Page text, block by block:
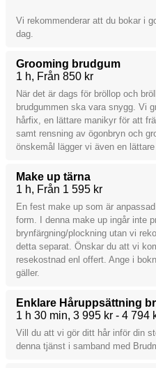
Vi rekommenderar att du bokar i
dag.
Grooming brudgum
1 h
Från 850 kr
När det är dags för bröllop och
brudgummen ska vara snygg. Vi
hårfix, en lättare manikyr för att
samt rensning av ögonbryn och
önskemål lägger vi även en
Make up tärna
1 h
Från 1 595 kr
En fest make up som är
form. I denna make up ingår inte
brynfärgning/plockning utan vi
detta separat. Önskar du att vi
resekostnad enl offert. Ange i
gäller.
Enklare Håruppsättning
1 h 30 min 3 995 kr - 4 794
Vill du att vi gör ditt hår inför din
denna tjänst i samband med